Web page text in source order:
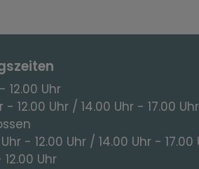
12.00 Uhr
- 12.00 Uhr / 14.00 Uhr - 17.00 Uhr
- 12.00 Uhr / 14.00 Uhr - 17.00
Uhr